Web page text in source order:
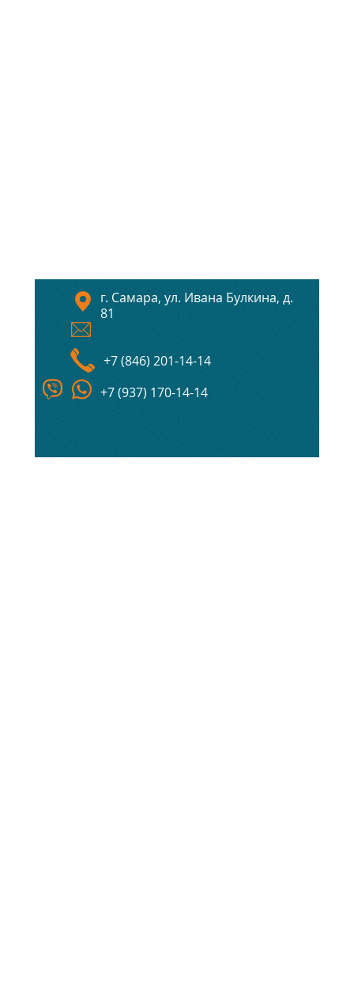
г. Самара, ул. Ивана Булкина, д.
81
+7 (846) 201-14-14
+7 (937) 170-14-14